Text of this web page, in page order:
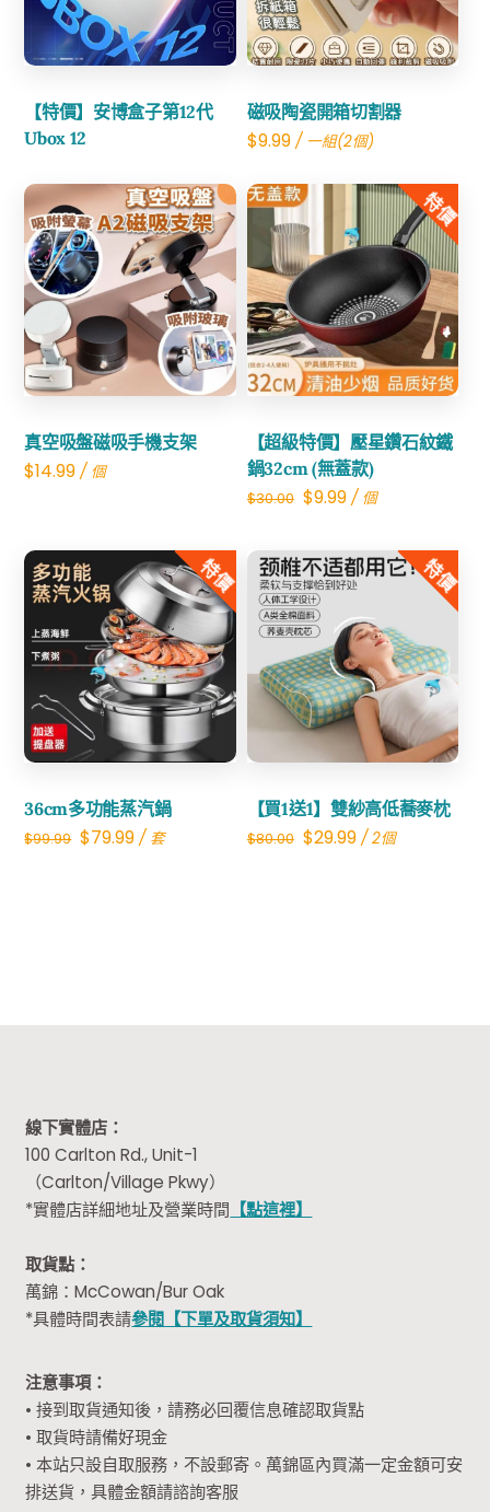
【特價】安博盒子第12代
Ubox 12
磁吸陶瓷開箱切割器
$9.99/ 一組(2個)
真空吸盤磁吸手機支架
$14.99 / 個
Share
特價
【超級特價】壓星鑽石紋鐵
鍋32cm (無蓋款)
$30.00 Original
was:
$30.00.
$9.99Current
is:
$9.99.
/ 個
Share
特價
36cm多功能蒸汽鍋
$99.99 Original
$79.99Current
/ 套
Share
特價
【買1送1】雙紗高低蕎麥枕
$80.00 Original
$29.99Current
/ 2個
Share
線下實體店：
100 Carlton Rd., Unit-1
（Carlton/Village Pkwy）
*實體店詳細地址及營業時間 【點這裡】
取貨點：
萬錦：McCowan/Bur Oak
*具體時間表請參閱【下單及取貨須知】
注意事項：
• 接到取貨通知後，請務必回覆信息確認取貨點
• 取貨時請備好現金
• 本站只設自取服務，不設郵寄。萬錦區內買滿一定金額可安
排送貨，具體金額請諮詢客服